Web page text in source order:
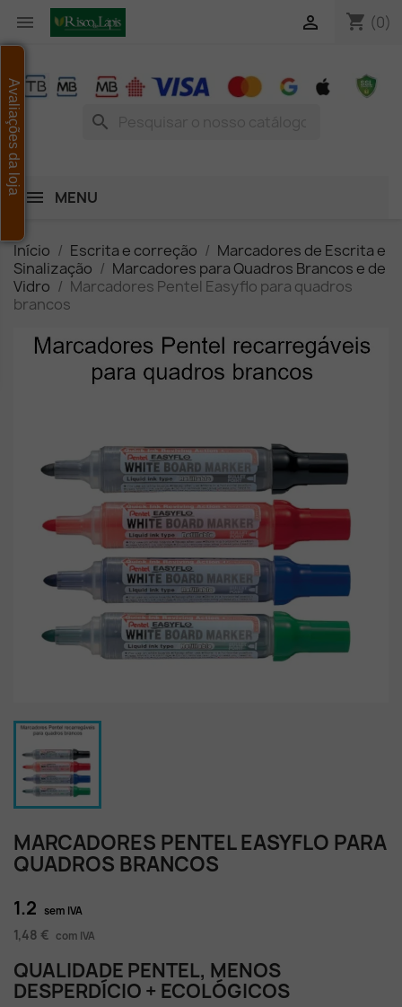
 shopping_cart (0)

search
MENU
Início Escrita e correção
Marcadores de Escrita e
Sinalização
Marcadores para Quadros Brancos e de
Vidro
Marcadores Pentel Easyflo para quadros
brancos
MARCADORES PENTEL EASYFLO PARA
QUADROS BRANCOS
1.2 sem IVA
1,48 € com IVA
QUALIDADE PENTEL, MENOS
DESPERDÍCIO + ECOLÓGICOS
Avaliações da loja